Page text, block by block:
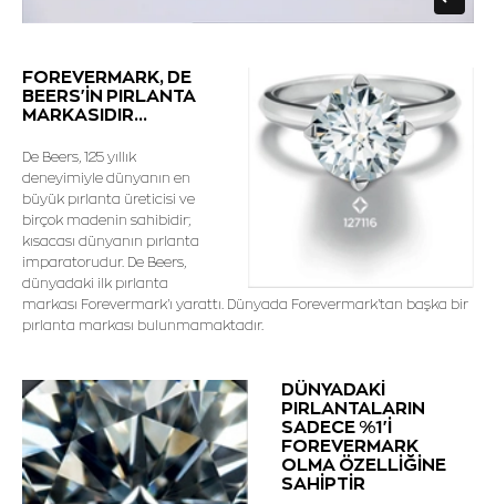
FOREVERMARK, DE
BEERS'İN PIRLANTA
MARKASIDIR...
De Beers, 125 yıllık
deneyimiyle dünyanın en
büyük pırlanta üreticisi ve
birçok madenin sahibidir;
kısacası dünyanın pırlanta
imparatorudur. De Beers,
dünyadaki ilk pırlanta
markası Forevermark'ı yarattı. Dünyada Forevermark'tan başka bir
pırlanta markası bulunmamaktadır.
DÜNYADAKİ
PIRLANTALARIN
SADECE %1'İ
FOREVERMARK
OLMA ÖZELLİĞİNE
SAHİPTİR